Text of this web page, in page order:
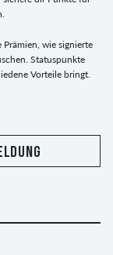
wie signierte
Statuspunkte
Vorteile bringt.